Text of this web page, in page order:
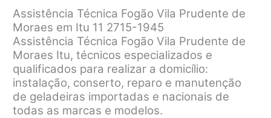
Assistência Técnica Fogão Vila Prudente de
Moraes em Itu 11 2715-1945
Assistência Técnica Fogão Vila Prudente de
Moraes Itu, técnicos especializados e
qualificados para realizar a domicílio:
instalação, conserto, reparo e manutenção
de geladeiras importadas e nacionais de
todas as marcas e modelos.